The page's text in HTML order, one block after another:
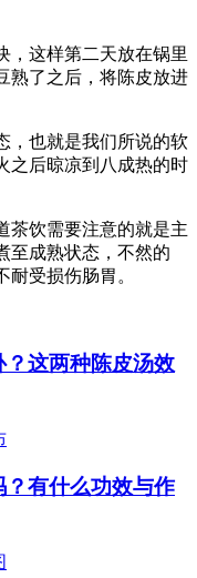
，这样第二天放在锅里
熟了之后，将陈皮放进
，也就是我们所说的软
之后晾凉到八成热的时
茶饮需要注意的就是主
至成熟状态，不然的
受损伤肠胃。
这两种陈皮汤效
有什么功效与作